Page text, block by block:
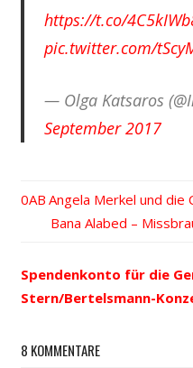
https://t.co/
pic.twitter.com/
— Olga Katsaros
September 2017
Beitrags-
Vorheriger
Beitrag:
Angela Merkel und die
Nächster
Bana Alabed –
Spendenkonto für die
Stern/Bertelsmann-
8 KOMMENTARE